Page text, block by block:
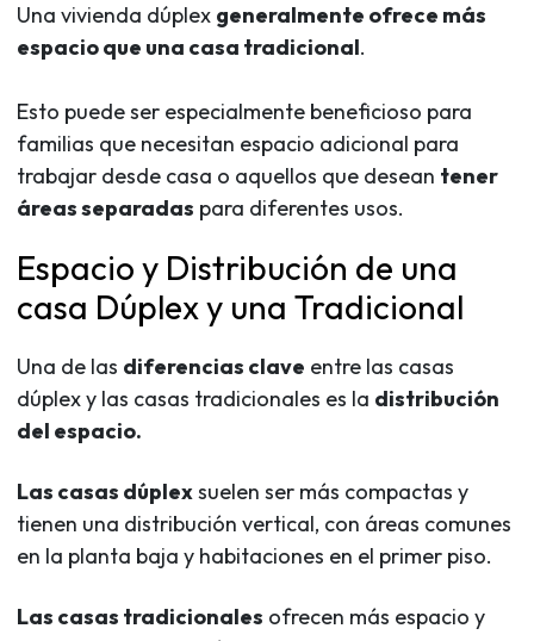
Una vivienda dúplex generalmente ofrece más
espacio que una casa tradicional.
Esto puede ser especialmente beneficioso para
familias que necesitan espacio adicional para
trabajar desde casa o aquellos que desean tener
áreas separadas para diferentes usos.
Espacio y Distribución de una
casa Dúplex y una Tradicional
Una de las diferencias clave entre las casas
dúplex y las casas tradicionales es la distribución
del espacio.
Las casas dúplexsuelen ser más compactas y
tienen una distribución vertical, con áreas comunes
en la planta baja y habitaciones en el primer piso.
Las casas tradicionales ofrecen más espacio y